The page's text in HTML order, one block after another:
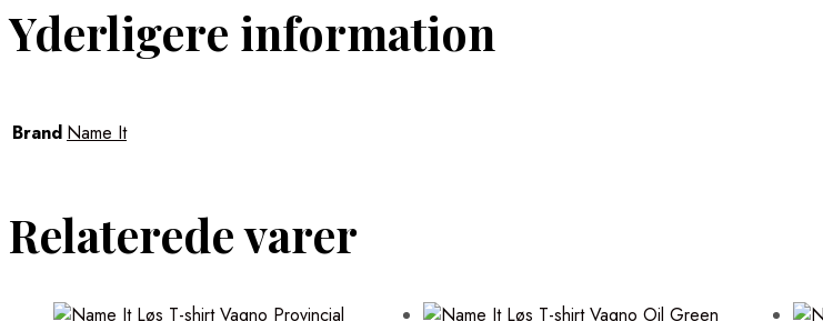
Yderligere information
Brand Name It
Relaterede varer